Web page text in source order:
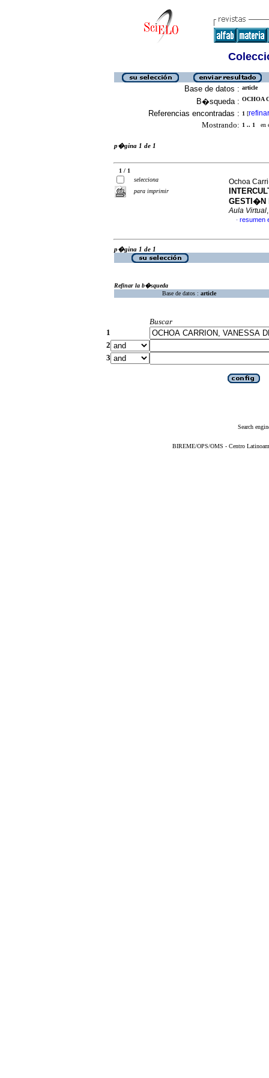
Base de datos : article
B�squeda : OCHOA
Referencias encontradas : 1 [refinar
Mostrando: 1 .. 1 en
p�gina 1 de 1
1 / 1
selecciona
para imprimir
Ochoa
GESTI�N
Aula Virtual
· resumen
p�gina 1 de 1
Refinar la b�squeda
Base de datos : article
Buscar
1
2
3
Search
BIREME/OPS/OMS - Centro